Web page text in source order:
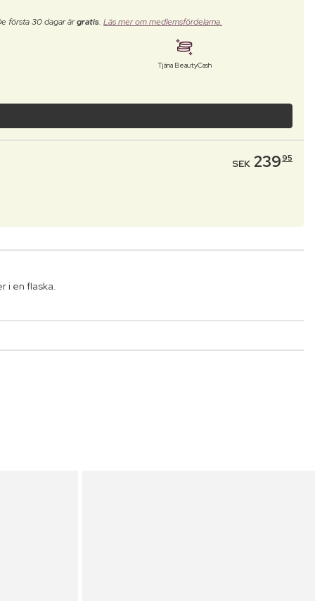
första 30 dagar ärgratis. Läs mer om medlemsfördelarna.
Tjäna BeautyCash
SEK 23995
i en flaska.